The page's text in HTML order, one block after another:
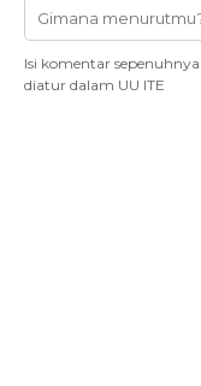
Isi komentar
diatur dalam UU ITE